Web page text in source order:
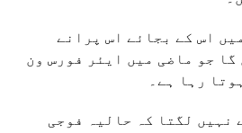
اس کے بجائے اس پرانے
جو ماضی میں ایئر فورس ون
رہا ہے۔
نہیں لگتا کہ حالیہ فوجی